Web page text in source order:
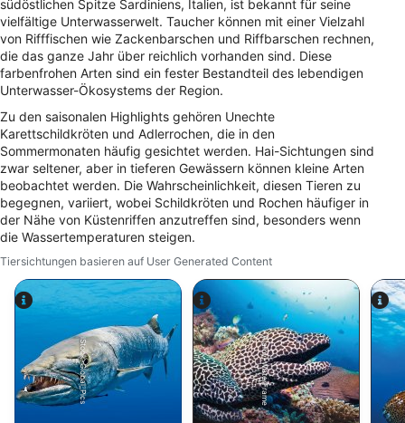
südöstlichen Spitze Sardiniens, Italien, ist bekannt für seine
vielfältige Unterwasserwelt. Taucher können mit einer Vielzahl
von Rifffischen wie Zackenbarschen und Riffbarschen rechnen,
die das ganze Jahr über reichlich vorhanden sind. Diese
farbenfrohen Arten sind ein fester Bestandteil des lebendigen
Unterwasser-Ökosystems der Region.
Zu den saisonalen Highlights gehören Unechte
Karettschildkröten und Adlerrochen, die in den
Sommermonaten häufig gesichtet werden. Hai-Sichtungen sind
zwar seltener, aber in tieferen Gewässern können kleine Arten
beobachtet werden. Die Wahrscheinlichkeit, diesen Tieren zu
begegnen, variiert, wobei Schildkröten und Rochen häufiger in
der Nähe von Küstenriffen anzutreffen sind, besonders wenn
die Wassertemperaturen steigen.
Tiersichtungen basieren auf User Generated Content
iStock-Global_Pics Alamy-WaterFrame
Erstellung von Profilen zur Personalisierung
von Inhalten
Verwendung von Profilen zur Auswahl
personalisierter Inhalte
Messung der Werbeleistung
Messung der Performance von Inhalten
Analyse von Zielgruppen durch Statistiken
oder Kombinationen von Daten aus
verschiedenen Quellen
Angebote
Verwendung reduzierter Daten zur Auswahl
von Inhalten
IAB-Besonderheiten:
Verwendung genauer Standortdaten